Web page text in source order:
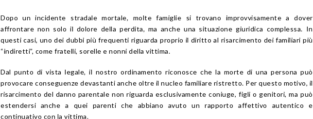
Dopo un incidente stradale mortale, molte famiglie si trovano improvvisamente a dover
affrontare non solo il dolore della perdita, ma anche una situazione giuridica complessa. In
questi casi, uno dei dubbi più frequenti riguarda proprio il diritto al risarcimento dei familiari più
“indiretti”, come fratelli, sorelle e nonni della vittima.
Dal punto di vista legale, il nostro ordinamento riconosce che la morte di una persona può
provocare conseguenze devastanti anche oltre il nucleo familiare ristretto. Per questo motivo, il
risarcimento del danno parentale non riguarda esclusivamente coniuge, figli o genitori, ma può
estendersi anche a quei parenti che abbiano avuto un rapporto affettivo autentico e
continuativo con la vittima.